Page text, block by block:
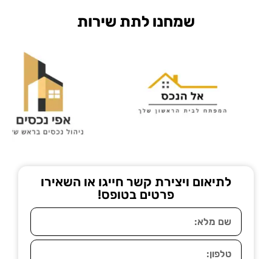
שמחנו לתת שירות
לתיאום ויצירת קשר חייגו או השאירו
פרטים בטופס!